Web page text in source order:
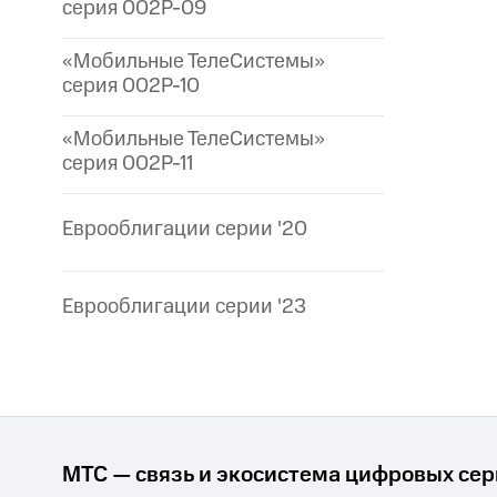
серия 002P-09
«Мобильные ТелеСистемы»
серия 002P-10
«Мобильные ТелеСистемы»
серия 002P-11
Еврооблигации серии '20
Еврооблигации серии '23
МТС — связь и экосистема цифровых